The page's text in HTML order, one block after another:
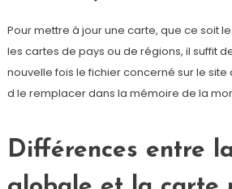
Pour mettre à jour une carte, que ce soit
les cartes de pays ou de régions, il suffit
nouvelle fois le fichier concerné sur le
d le remplacer dans la mémoire de la
Différences entre